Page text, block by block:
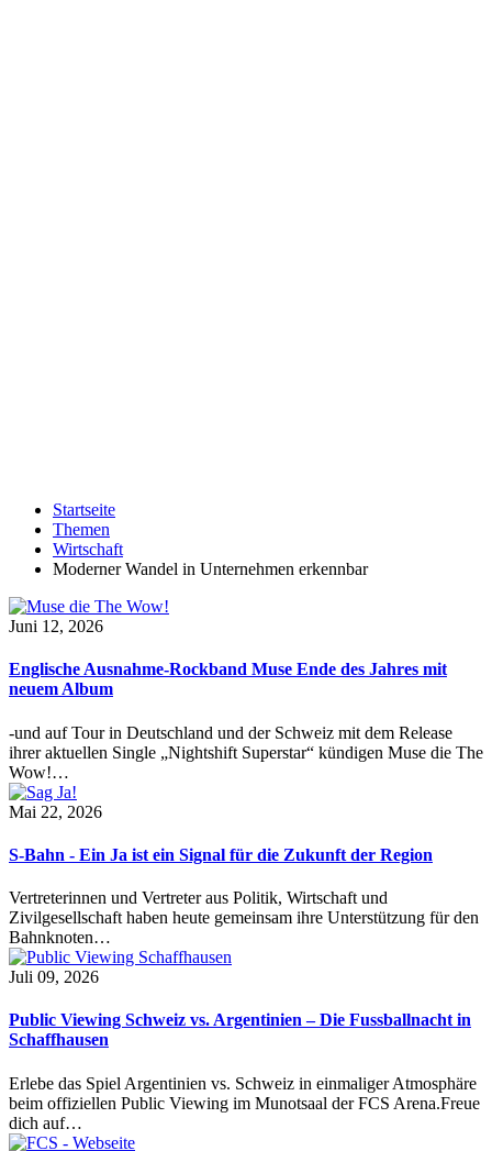
Startseite
Themen
Wirtschaft
Moderner Wandel in Unternehmen erkennbar
Juni 12, 2026
Englische Ausnahme-Rockband Muse Ende des Jahres mit
neuem Album
-und auf Tour in Deutschland und der Schweiz mit dem Release
ihrer aktuellen Single „Nightshift Superstar“ kündigen Muse die The
Wow!…
Mai 22, 2026
S-Bahn - Ein Ja ist ein Signal für die Zukunft der Region
Vertreterinnen und Vertreter aus Politik, Wirtschaft und
Zivilgesellschaft haben heute gemeinsam ihre Unterstützung für den
Bahnknoten…
Juli 09, 2026
Public Viewing Schweiz vs. Argentinien – Die Fussballnacht in
Schaffhausen
Erlebe das Spiel Argentinien vs. Schweiz in einmaliger Atmosphäre
beim offiziellen Public Viewing im Munotsaal der FCS Arena.Freue
dich auf…